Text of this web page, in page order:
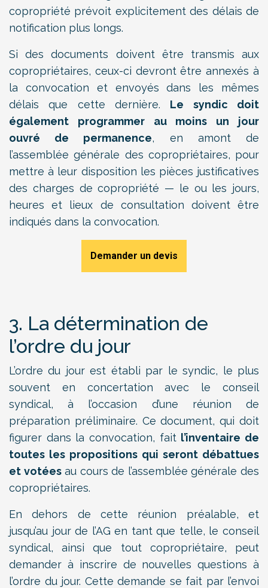
copropriété prévoit explicitement des délais de
notification plus longs.
Si des documents doivent être transmis aux
copropriétaires, ceux-ci devront être annexés à
la convocation et envoyés dans les mêmes
délais que cette dernière. Le syndic doit
également programmer au moins un jour
ouvré de permanence, en amont de
l’assemblée générale des copropriétaires, pour
mettre à leur disposition les pièces justificatives
des charges de copropriété — le ou les jours,
heures et lieux de consultation doivent être
indiqués dans la convocation.
Demander un devis
3. La détermination de
l’ordre du jour
L’ordre du jour est établi par le syndic, le plus
souvent en concertation avec le conseil
syndical, à l’occasion d’une réunion de
préparation préliminaire. Ce document, qui doit
figurer dans la convocation, fait l’inventaire de
toutes les propositions qui seront débattues
et votéesau cours de l’assemblée générale des
copropriétaires.
En dehors de cette réunion préalable, et
jusqu’au jour de l’AG en tant que telle, le conseil
syndical, ainsi que tout copropriétaire, peut
demander à inscrire de nouvelles questions à
l’ordre du jour. Cette demande se fait par l’envoi